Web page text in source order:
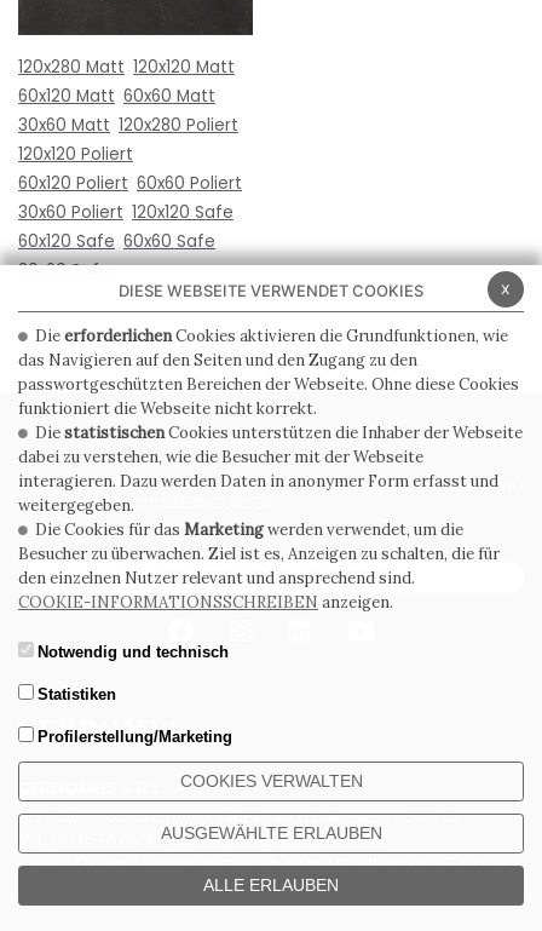
120x280 Matt 120x120 Matt
60x120 Matt 60x60 Matt
30x60 Matt 120x280 Poliert
120x120 Poliert
60x120 Poliert 60x60 Poliert
30x60 Poliert 120x120 Safe
60x120 Safe 60x60 Safe
30x60 Safe
Via Emilia Ponente, 1000 - 48014 Castel Bolognese (RA) Italy
Tel. +39.0546.652111 - Email: info@cerdomus.com
Codice Fiscale e numero iscrizione al registro imprese di Ravenna
02620780391 - REA RA 217992 - Capitale Sociale Euro 20.000.000 i.v.
PRIVACY POLICY COOKIE POLICY
ALLGEMEINE
VERKAUFSBEDINGUNGEN
WHISTLEBLOWING
ABONNIEREN SIE DEN NEWSLETTER
x
DIESE WEBSEITE VERWENDET COOKIES
DieerforderlichenCookies aktivieren die Grundfunktionen, wie
das Navigieren auf den Seiten und den Zugang zu den
passwortgeschützten Bereichen der Webseite. Ohne diese Cookies
funktioniert die Webseite nicht korrekt.
DiestatistischenCookies unterstützen die Inhaber der Webseite
dabei zu verstehen, wie die Besucher mit der Webseite
interagieren. Dazu werden Daten in anonymer Form erfasst und
weitergegeben.
Die Cookies für das Marketingwerden verwendet, um die
Besucher zu überwachen. Ziel ist es, Anzeigen zu schalten, die für
den einzelnen Nutzer relevant und ansprechend sind.
COOKIE-INFORMATIONSSCHREIBEN anzeigen.
Notwendig und technisch
Statistiken
Profilerstellung/Marketing
COOKIES VERWALTEN
AUSGEWÄHLTE ERLAUBEN
ALLE ERLAUBEN